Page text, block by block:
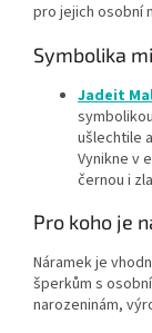
pro jejich osobní
Symbolika
Jadeit
symbolikou
ušlechtile
Vynikne v
černou i
Pro koho je
Náramek je
šperkům s
narozeninám,